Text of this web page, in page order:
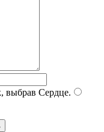
выбрав Сердце.